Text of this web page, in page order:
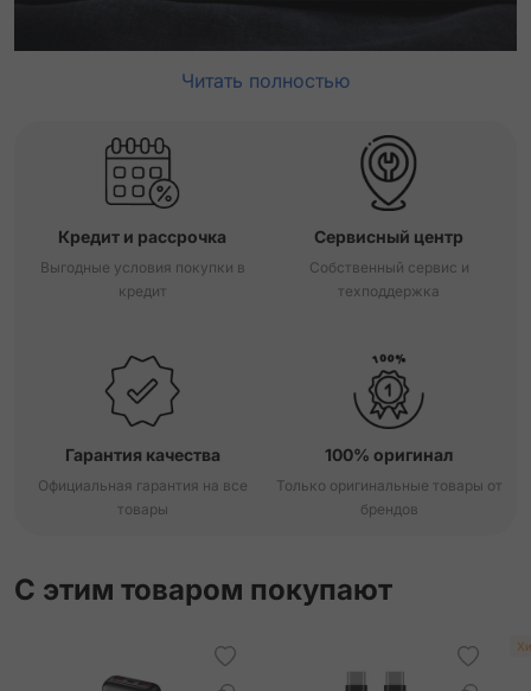
Читать полностью
Кредит и рассрочка
Выгодные условия покупки в
кредит
Сервисный центр
Собственный сервис и
техподдержка
Гарантия качества
Официальная гарантия на все
товары
100% оригинал
Только оригинальные товары от
брендов
С этим товаром покупают